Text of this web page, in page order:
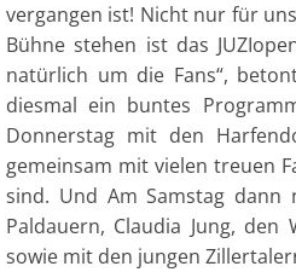
vergangen ist! Nicht nur für
Bühne stehen ist das
natürlich um die Fans“,
diesmal ein buntes
Donnerstag mit den
gemeinsam mit vielen treuen
sind. Und Am Samstag dann
Paldauern, Claudia Jung,
sowie mit den jungen